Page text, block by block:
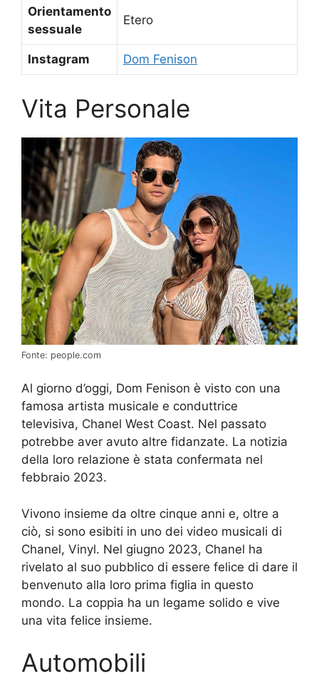
Orientamento
sessuale
Etero
Instagram Dom Fenison
Vita Personale
Fonte: people.com
Al giorno d’oggi, Dom Fenison è visto con una
famosa artista musicale e conduttrice
televisiva, Chanel West Coast. Nel passato
potrebbe aver avuto altre fidanzate. La notizia
della loro relazione è stata confermata nel
febbraio 2023.
Vivono insieme da oltre cinque anni e, oltre a
ciò, si sono esibiti in uno dei video musicali di
Chanel, Vinyl. Nel giugno 2023, Chanel ha
rivelato al suo pubblico di essere felice di dare il
benvenuto alla loro prima figlia in questo
mondo. La coppia ha un legame solido e vive
una vita felice insieme.
Automobili